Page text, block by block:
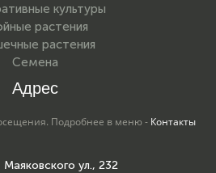
культуры
растения
растения
Семена
Адрес
Подробнее в меню - Контакты
ул., 232